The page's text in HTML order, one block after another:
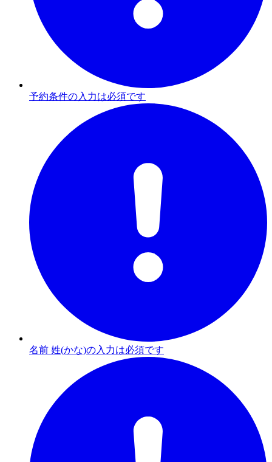
予約条件の入力は必須です
名前 姓(かな)の入力は必須です